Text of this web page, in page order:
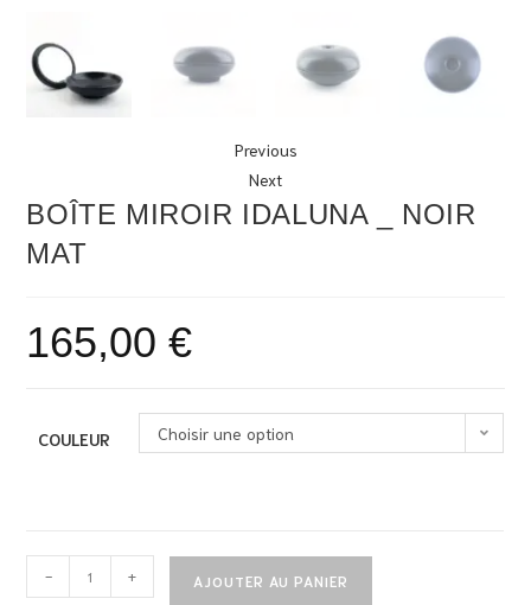
Previous
Next
BOÎTE MIROIR IDALUNA _ NOIR
MAT
165,00€
COULEUR Choisir une option
- + AJOUTER AU PANIER